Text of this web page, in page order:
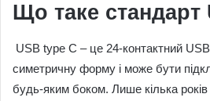
Що таке стандарт
USB type C – це 24-контактний
симетричну форму і може бути
будь-яким боком. Лише кілька